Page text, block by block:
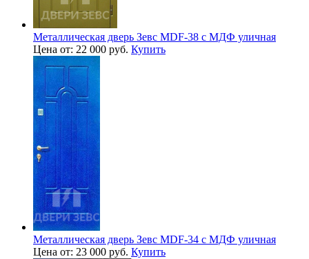
Металлическая дверь Зевс MDF-38 с МДФ уличная
Цена от: 22 000 руб. Купить
Металлическая дверь Зевс MDF-34 с МДФ уличная
Цена от: 23 000 руб. Купить